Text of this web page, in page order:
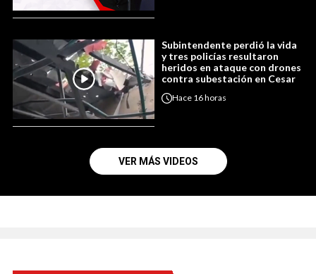
Subintendente perdió la vida
y tres policías resultaron
heridos en ataque con drones
contra subestación en Cesar
Hace 16 horas
VER MÁS VIDEOS